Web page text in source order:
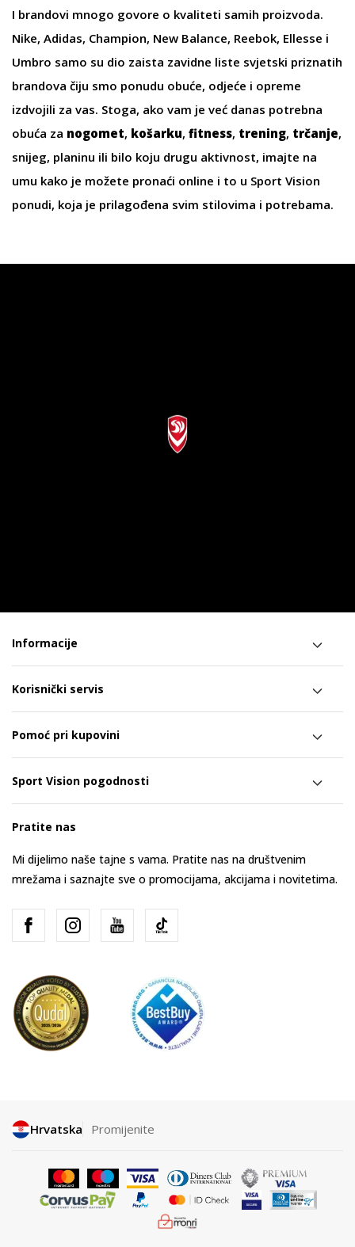
I brandovi mnogo govore o kvaliteti samih proizvoda.
Nike, Adidas, Champion, New Balance, Reebok, Ellesse i
Umbro samo su dio zaista zavidne liste svjetski priznatih
brandova čiju smo ponudu obuće, odjeće i opreme
izdvojili za vas. Stoga, ako vam je već danas potrebna
obuća za nogomet, košarku, fitness, trening, trčanje,
snijeg, planinu ili bilo koju drugu aktivnost, imajte na
umu kako je možete pronaći online i to u Sport Vision
ponudi, koja je prilagođena svim stilovima i potrebama.
Informacije
Korisnički servis
Pomoć pri kupovini
Sport Vision pogodnosti
Pratite nas
Mi dijelimo naše tajne s vama. Pratite nas na društvenim
mrežama i saznajte sve o promocijama, akcijama i novitetima.
Hrvatska Promijenite